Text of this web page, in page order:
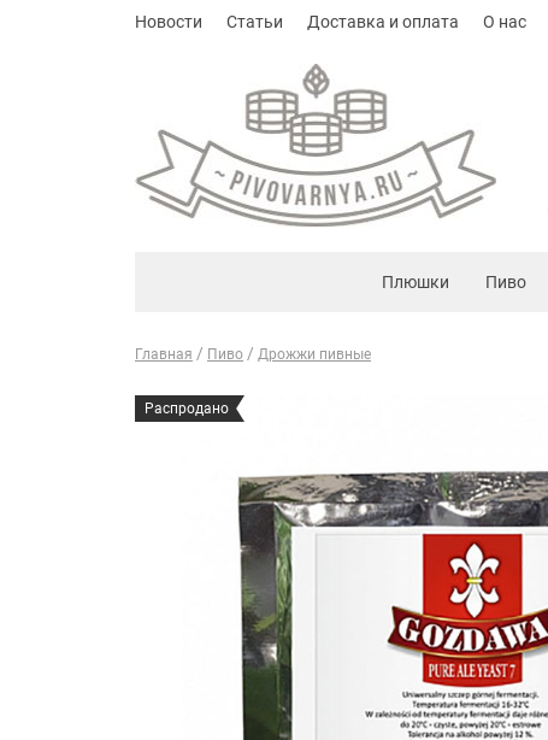
Новости Статьи Доставка и оплата О нас
Плюшки Пиво
Главная Пиво Дрожжи пивные
Распродано